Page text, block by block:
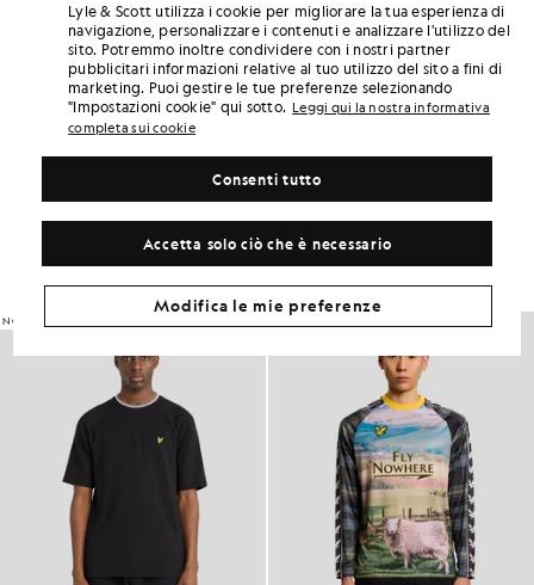
Guadagna il doppio! Con questo acquisto ottieni
punti162.
6 points = 1,00 £
ISCRIVITI
DETTAGLI DEL PRODOTTO
ADATTABILITÀ DEL PRODOTTO
Crea il tuo look
Completa il tuo look con capi raffinati, pensati per dare un tocco di
classe al tuo guardaroba.
NOVITÀ
Lyle & Scott utilizza i cookie per migliorare la tua esperienza di
navigazione, personalizzare i contenuti e analizzare l'utilizzo del
sito. Potremmo inoltre condividere con i nostri partner
pubblicitari informazioni relative al tuo utilizzo del sito a fini di
marketing. Puoi gestire le tue preferenze selezionando
"Impostazioni cookie" qui sotto. Leggi qui la nostra informativa
completa sui cookie
Accetta solo ciò che è necessario
Consenti tutto
Modifica le mie preferenze